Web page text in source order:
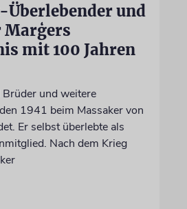
und
mit 100 Jahren
Brüder und weitere
1941 beim Massaker von
Er selbst überlebte als
Nach dem Krieg